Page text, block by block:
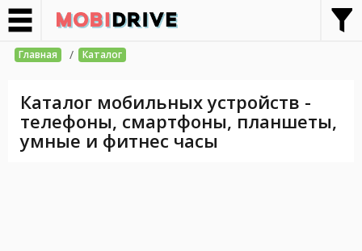
Главная / Каталог
Каталог мобильных устройств -
телефоны, смартфоны, планшеты,
умные и фитнес часы